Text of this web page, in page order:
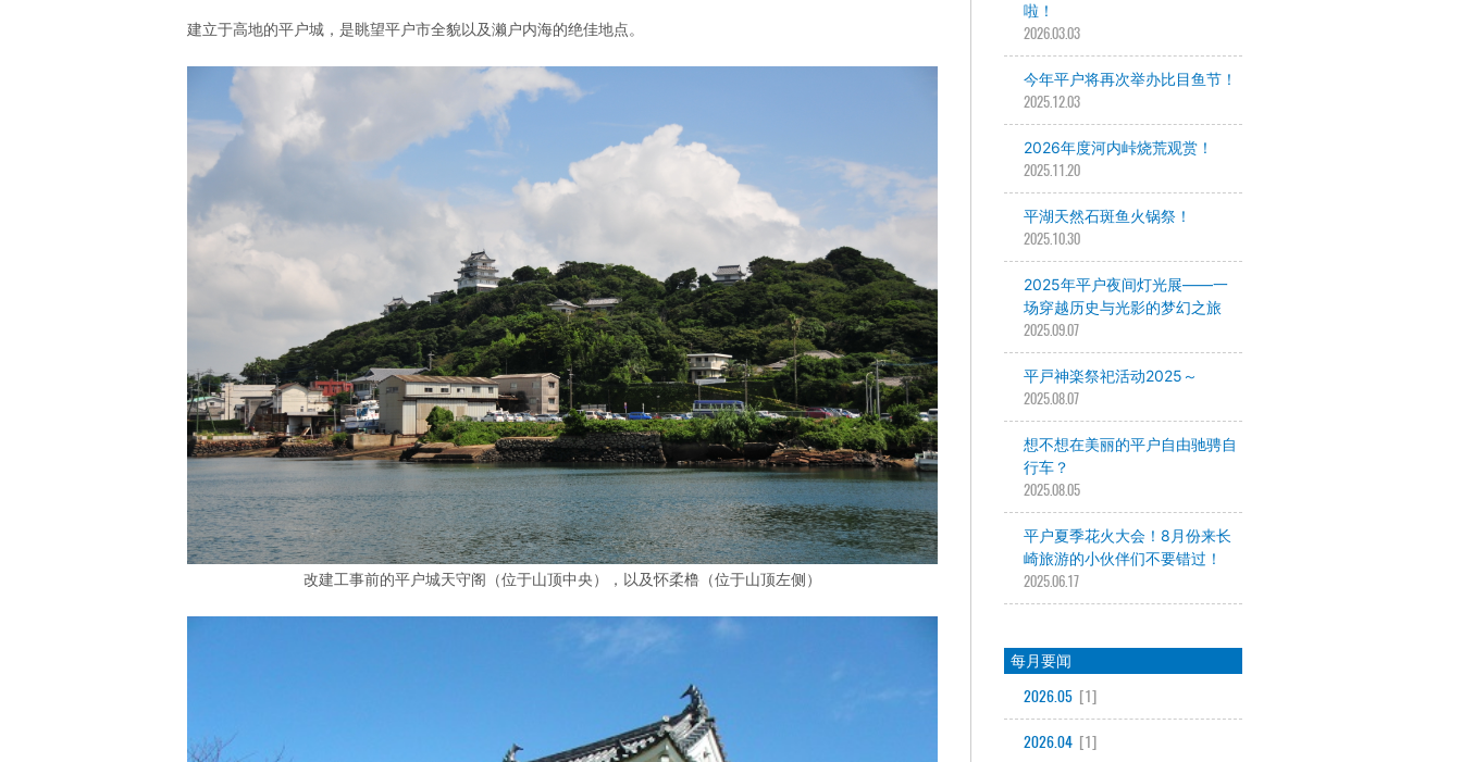
建立于高地的平户城，是眺望平户市全貌以及濑户内海的绝佳地点。
改建工事前的平户城天守阁（位于山顶中央），以及怀柔橹（位于山顶左侧）
啦！
2026.03.03
今年平户将再次举办比目鱼节！
2025.12.03
2026年度河内峠烧荒观赏！
2025.11.20
平湖天然石斑鱼火锅祭！
2025.10.30
2025年平户夜间灯光展——一
场穿越历史与光影的梦幻之旅
2025.09.07
平戸神楽祭祀活动2025～
2025.08.07
想不想在美丽的平户自由驰骋自
行车？
2025.08.05
平户夏季花火大会！8月份来长
崎旅游的小伙伴们不要错过！
2025.06.17
每月要闻
2026.05 [1]
2026.04 [1]